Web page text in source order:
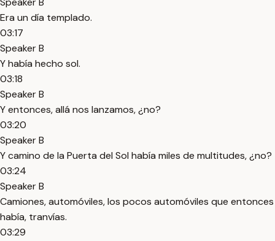
Era un día templado.
03:17
Speaker B
Y había hecho sol.
03:18
Speaker B
Y entonces, allá nos lanzamos, ¿no?
03:20
Speaker B
Y camino de la Puerta del Sol había miles de multitudes, ¿no?
03:24
Speaker B
Camiones, automóviles, los pocos automóviles que entonces
había, tranvías.
03:29